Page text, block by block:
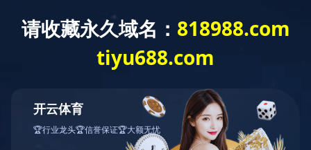
乐鱼平台 产品中心